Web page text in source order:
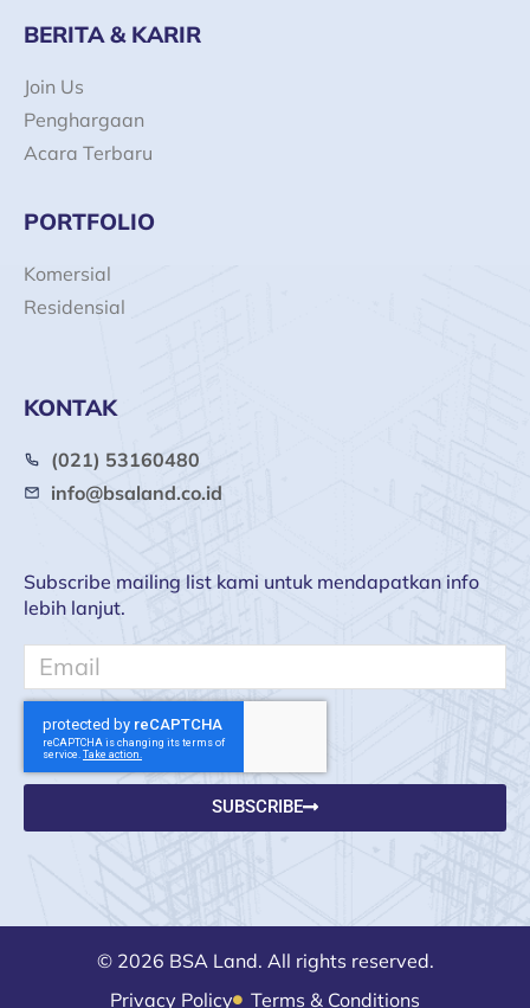
BERITA & KARIR
Join Us
Penghargaan
Acara Terbaru
PORTFOLIO
Komersial
Residensial
KONTAK
(021) 53160480
info@bsaland.co.id
Subscribe mailing list kami untuk mendapatkan info
lebih lanjut.
Email
SUBSCRIBE
© 2026 BSA Land. All rights reserved.
Privacy Policy
Terms & Conditions